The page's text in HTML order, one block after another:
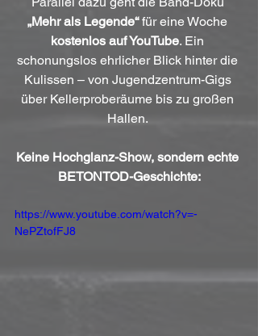
„Mehr als Legende“ für eine Woche
kostenlos auf YouTube. Ein
schonungslos ehrlicher Blick hinter die
Kulissen – von Jugendzentrum-Gigs
über Kellerproberäume bis zu großen
Hallen.
Keine Hochglanz-Show, sondern echte
BETONTOD-Geschichte:
https://www.youtube.com/watch?v=-
NePZtofFJ8